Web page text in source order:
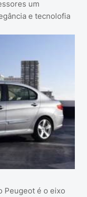
um
e tecnolofia
Peugeot é o eixo